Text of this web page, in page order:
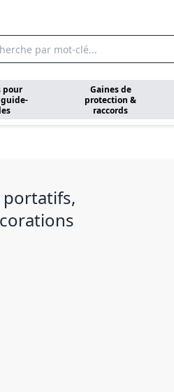
pour
Gaines de
protection &
raccords
portatifs,